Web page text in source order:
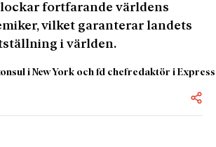
fortfarande världens
vilket garanterar landets
i världen.
i New York och fd chefredaktör i